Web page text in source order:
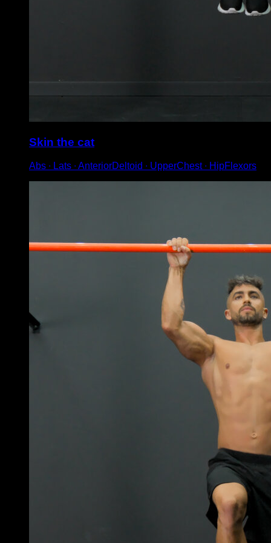
Skin the cat
Abs ∙ Lats ∙ AnteriorDeltoid ∙ UpperChest ∙ HipFlexors